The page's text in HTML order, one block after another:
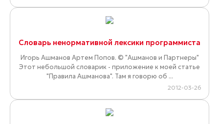
Словарь ненормативной лексики программиста
Игорь Ашманов Артем Попов. © "Ашманов и Партнеры"
Этот небольшой словарик - приложение к моей статье
"Правила Ашманова". Там я говорю об ...
2012-03-26